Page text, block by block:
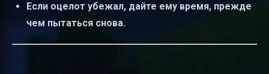
Если оцелот убежал, дайте ему время, прежде
чем пытаться снова.